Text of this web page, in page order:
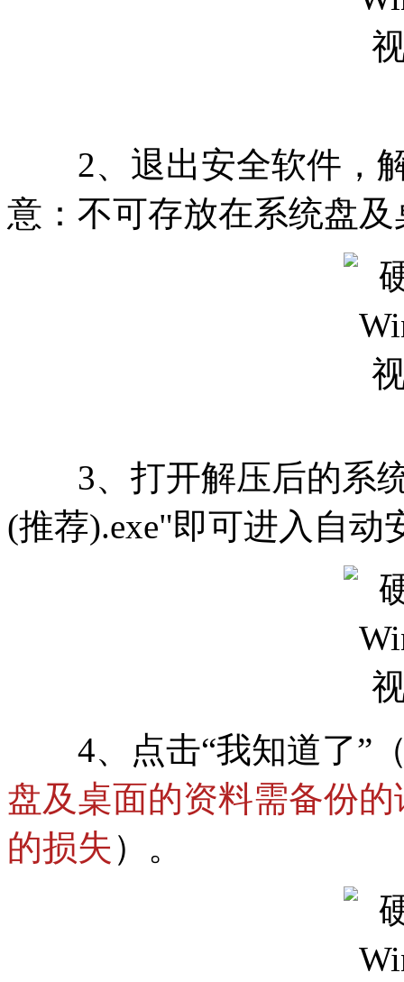
2、退出安全软件，解
意：不可存放在系统盘
3、打开解压后的系统
(推荐).exe"即可进入自动
4、点击“我知道了”
盘及桌面的资料需备份
的损失 ）。